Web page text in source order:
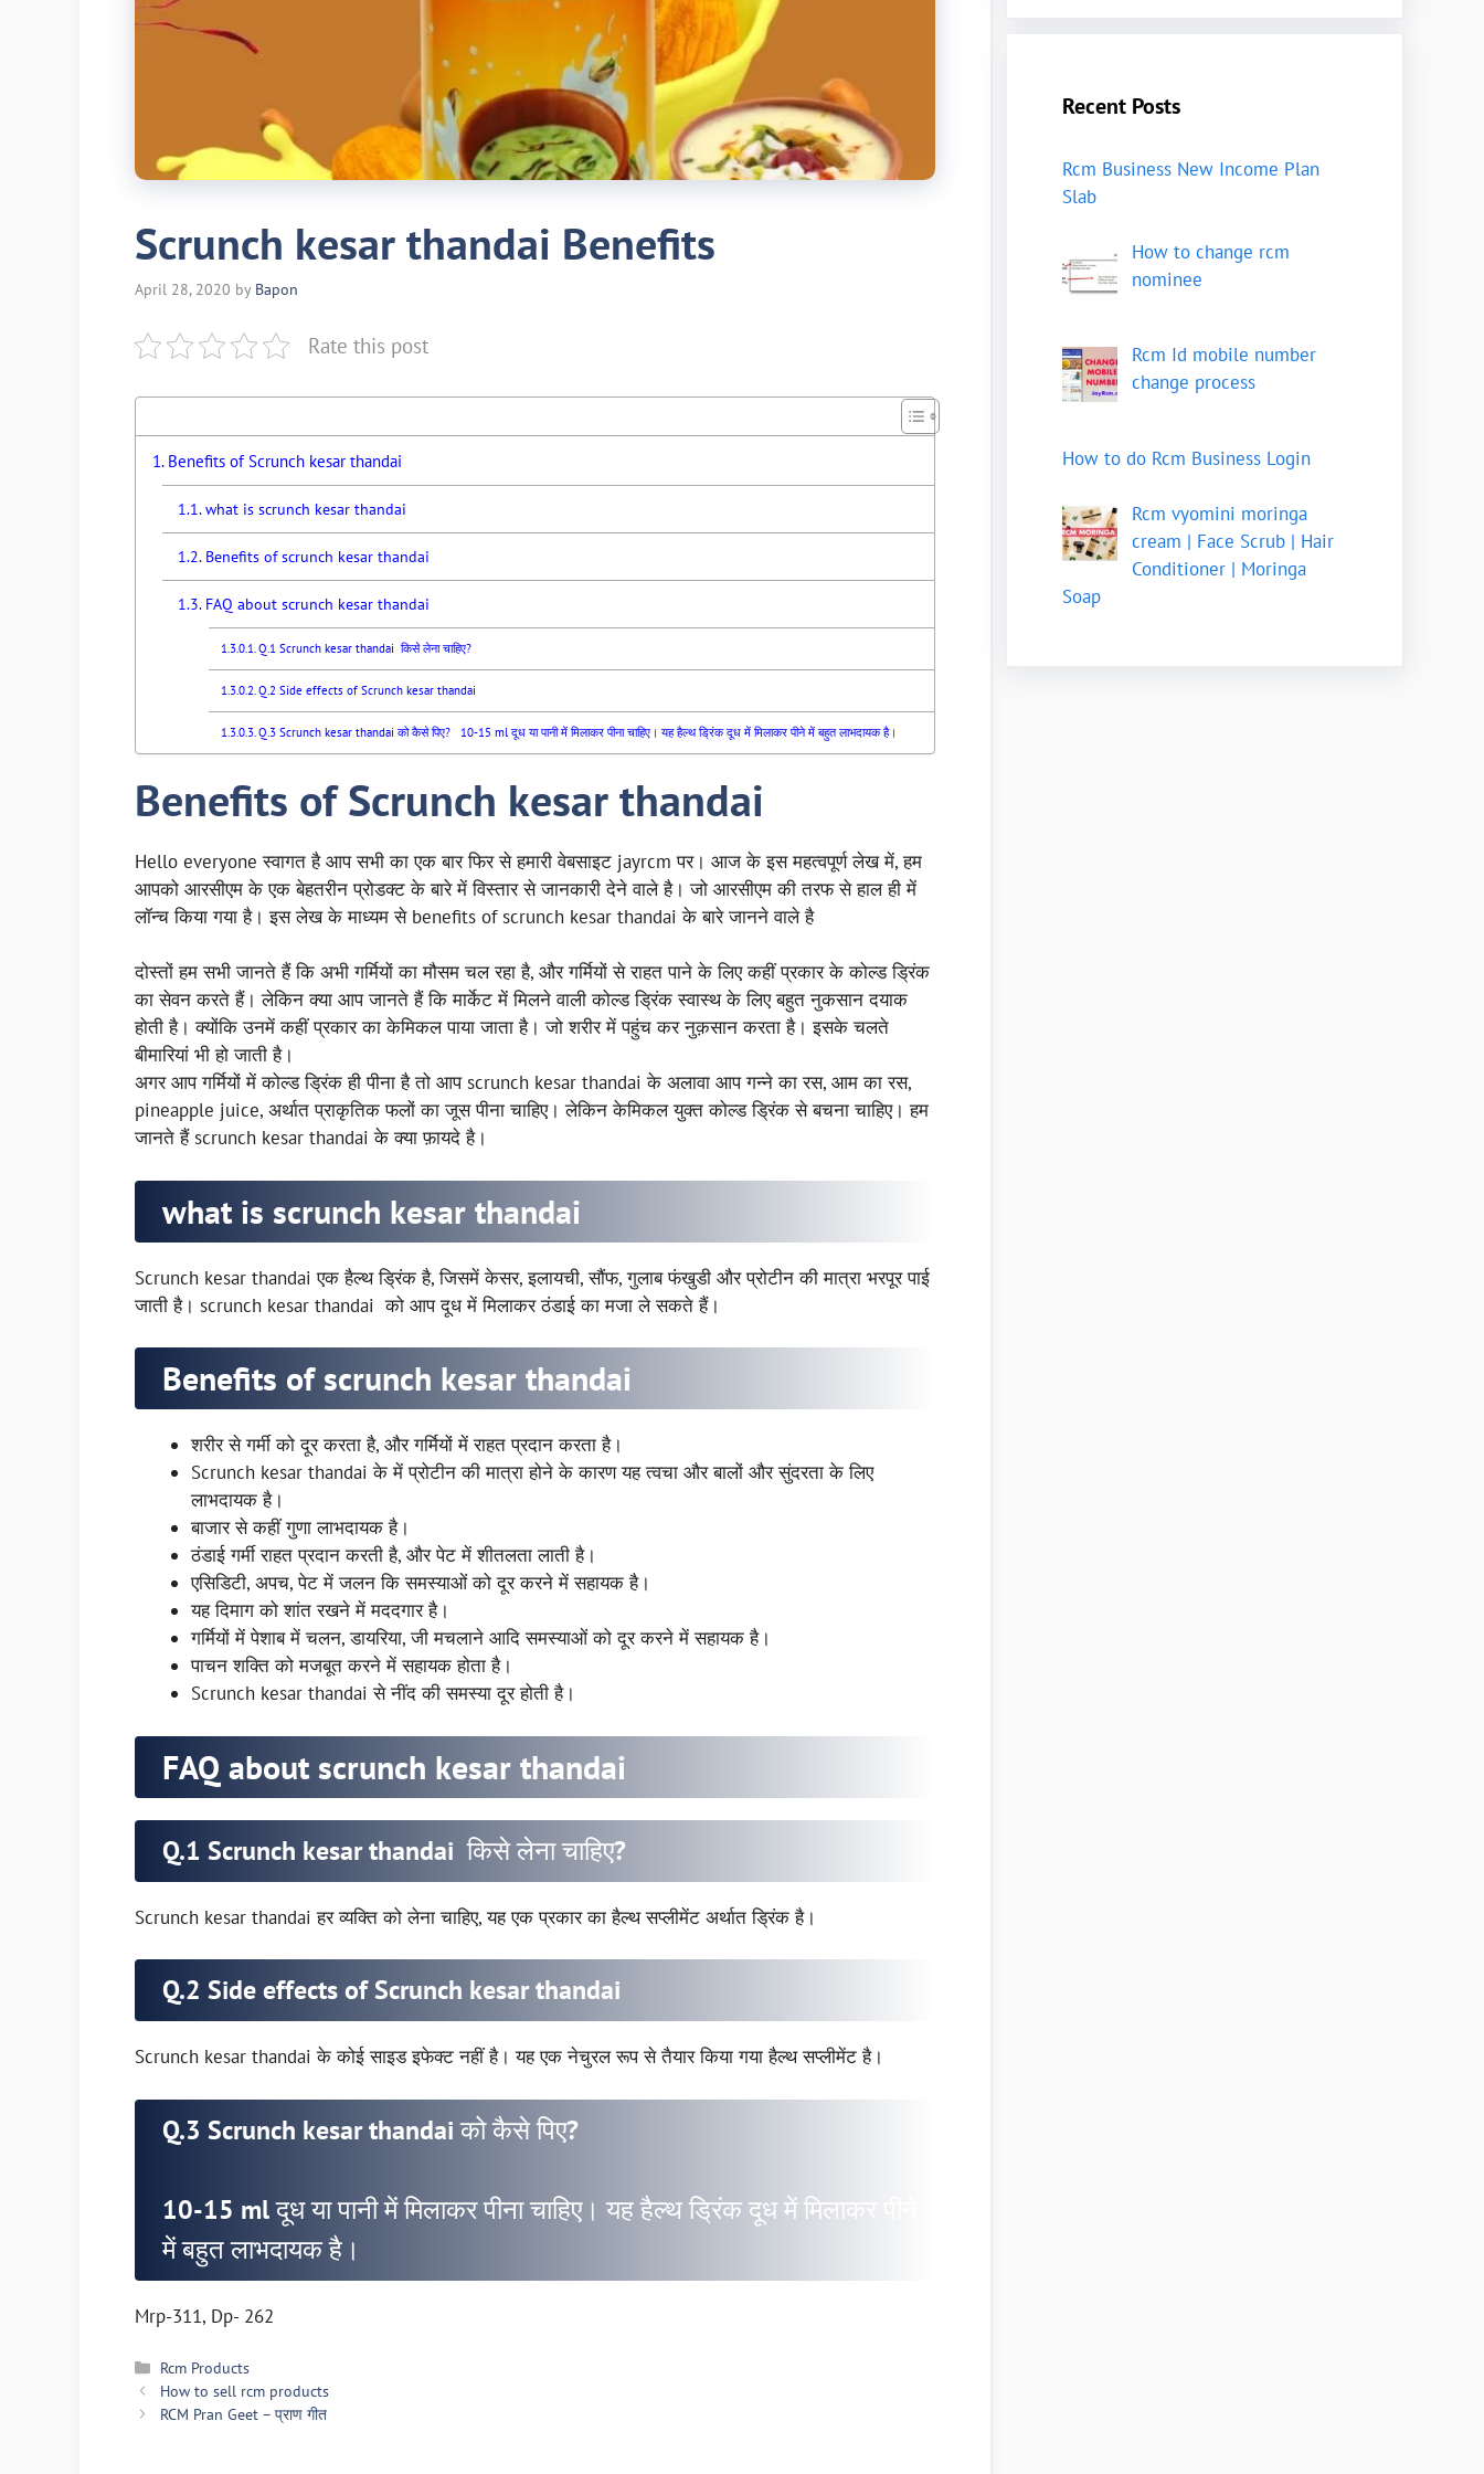
Scrunch kesar thandai Benefits
April 28, 2020 by Bapon
Rate this post
Benefits of Scrunch kesar thandai
what is scrunch kesar thandai
Benefits of scrunch kesar thandai
FAQ about scrunch kesar thandai
Q.1 Scrunch kesar thandai किसे लेना चाहिए?
Q.2 Side effects of Scrunch kesar thandai
Q.3 Scrunch kesar thandai को कैसे पिए? 10-15 ml दूध या पानी में मिलाकर पीना चाहिए। यह हैल्थ ड्रिंक दूध में मिलाकर पीने में बहुत लाभदायक है।
Benefits of Scrunch kesar thandai
Hello everyone स्वागत है आप सभी का एक बार फिर से हमारी वेबसाइट jayrcm पर। आज के इस महत्वपूर्ण लेख में, हम
आपको आरसीएम के एक बेहतरीन प्रोडक्ट के बारे में विस्तार से जानकारी देने वाले है। जो आरसीएम की तरफ से हाल ही में
लॉन्च किया गया है। इस लेख के माध्यम से benefits of scrunch kesar thandai के बारे जानने वाले है
दोस्तों हम सभी जानते हैं कि अभी गर्मियों का मौसम चल रहा है, और गर्मियों से राहत पाने के लिए कहीं प्रकार के कोल्ड ड्रिंक
का सेवन करते हैं। लेकिन क्या आप जानते हैं कि मार्केट में मिलने वाली कोल्ड ड्रिंक स्वास्थ के लिए बहुत नुकसान दयाक
होती है। क्योंकि उनमें कहीं प्रकार का केमिकल पाया जाता है। जो शरीर में पहुंच कर नुक़सान करता है। इसके चलते
बीमारियां भी हो जाती है।
अगर आप गर्मियों में कोल्ड ड्रिंक ही पीना है तो आप scrunch kesar thandai के अलावा आप गन्ने का रस, आम का रस,
pineapple juice, अर्थात प्राकृतिक फलों का जूस पीना चाहिए। लेकिन केमिकल युक्त कोल्ड ड्रिंक से बचना चाहिए। हम
जानते हैं scrunch kesar thandai के क्या फ़ायदे है।
what is scrunch kesar thandai
Scrunch kesar thandai एक हैल्थ ड्रिंक है, जिसमें केसर, इलायची, सौंफ, गुलाब फंखुडी और प्रोटीन की मात्रा भरपूर पाई
जाती है। scrunch kesar thandai को आप दूध में मिलाकर ठंडाई का मजा ले सकते हैं।
Benefits of scrunch kesar thandai
शरीर से गर्मी को दूर करता है, और गर्मियों में राहत प्रदान करता है।
Scrunch kesar thandai के में प्रोटीन की मात्रा होने के कारण यह त्वचा और बालों और सुंदरता के लिए
लाभदायक है।
बाजार से कहीं गुणा लाभदायक है।
ठंडाई गर्मी राहत प्रदान करती है, और पेट में शीतलता लाती है।
एसिडिटी, अपच, पेट में जलन कि समस्याओं को दूर करने में सहायक है।
यह दिमाग को शांत रखने में मददगार है।
गर्मियों में पेशाब में चलन, डायरिया, जी मचलाने आदि समस्याओं को दूर करने में सहायक है।
पाचन शक्ति को मजबूत करने में सहायक होता है।
Scrunch kesar thandai से नींद की समस्या दूर होती है।
FAQ about scrunch kesar thandai
Q.1 Scrunch kesar thandai किसे लेना चाहिए?
Scrunch kesar thandai हर व्यक्ति को लेना चाहिए, यह एक प्रकार का हैल्थ सप्लीमेंट अर्थात ड्रिंक है।
Q.2 Side effects of Scrunch kesar thandai
Scrunch kesar thandai के कोई साइड इफेक्ट नहीं है। यह एक नेचुरल रूप से तैयार किया गया हैल्थ सप्लीमेंट है।
Q.3 Scrunch kesar thandai को कैसे पिए?
10-15 ml दूध या पानी में मिलाकर पीना चाहिए। यह हैल्थ ड्रिंक दूध में मिलाकर पीने
में बहुत लाभदायक है।
Mrp-311, Dp- 262
Categories
Rcm Products
How to sell rcm products
RCM Pran Geet – प्राण गीत
Recent Posts
Rcm Business New Income Plan
Slab
How to change rcm
nominee
Rcm Id mobile number
change process
How to do Rcm Business Login
Rcm vyomini moringa
cream | Face Scrub | Hair
Conditioner | Moringa
Soap